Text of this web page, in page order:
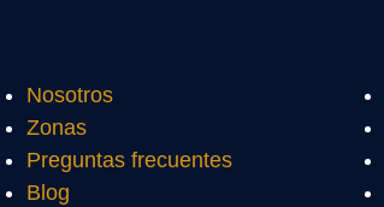
Nosotros
Zonas
Preguntas frecuentes
Blog